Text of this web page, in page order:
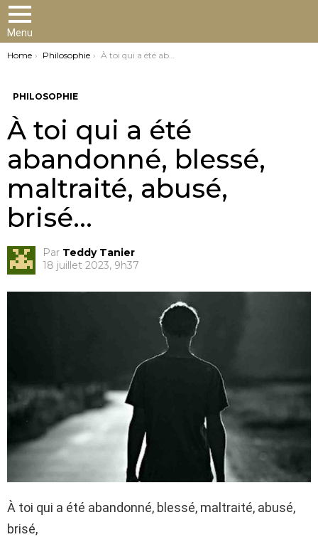
Menu
You are here:
Home Philosophie À toi qui a été abandonné, blessé, maltraité, abusé, brisé…
PHILOSOPHIE
À toi qui a été
abandonné, blessé,
maltraité, abusé,
brisé…
Par Teddy Tanier
18 juillet 2023, 9h37
À toi qui a été abandonné, blessé, maltraité, abusé,
brisé,